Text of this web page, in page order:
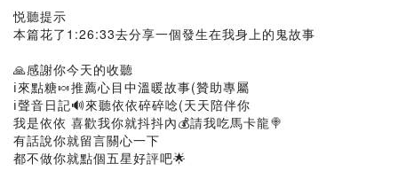
悦聽提示
本篇花了1:26:33去分享一個發生在我身上的鬼故事
🙏感謝你今天的收聽
ℹ️來點糖🍬推薦心目中溫暖故事(贊助專屬
ℹ️聲音日記🔊來聽依依碎碎唸(天天陪伴你
我是依依 喜歡我你就抖抖內💰請我吃馬卡龍🍭
有話說你就留言關心一下
都不做你就點個五星好評吧🌟